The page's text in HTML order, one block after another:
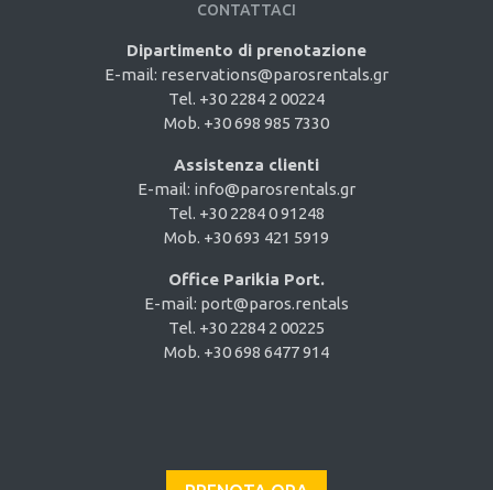
CONTATTACI
Dipartimento di prenotazione
E-mail: reservations@parosrentals.gr
Tel. +30 2284 2 00224
Mob. +30 698 985 7330
Assistenza clienti
E-mail: info@parosrentals.gr
Tel. +30 2284 0 91248
Mob. +30 693 421 5919
Office Parikia Port.
E-mail: port@paros.rentals
Tel. +30 2284 2 00225
Mob. +30 698 6477 914